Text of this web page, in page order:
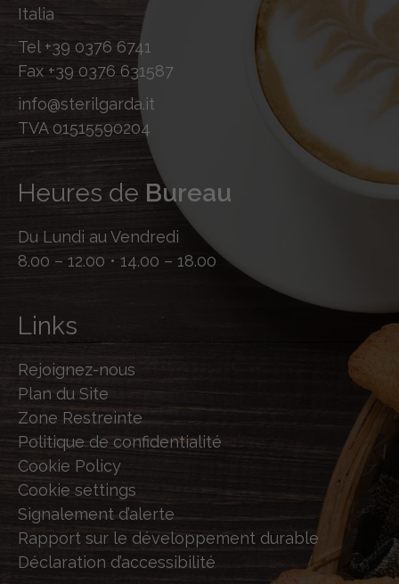
Italia
Tel +39 0376 6741
Fax +39 0376 631587
info@sterilgarda.it
TVA 01515590204
Heures de Bureau
Du Lundi au Vendredi
8.00 – 12.00 • 14.00 – 18.00
Links
Rejoignez-nous
Plan du Site
Zone Restreinte
Politique de confidentialité
Cookie Policy
Cookie settings
Signalement d’alerte
Rapport sur le développement durable
Déclaration d’accessibilité